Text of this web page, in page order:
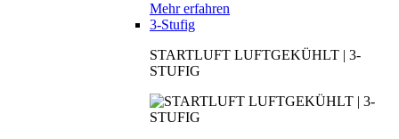
Mehr erfahren
3-Stufig
STARTLUFT LUFTGEKÜHLT | 3-
STUFIG